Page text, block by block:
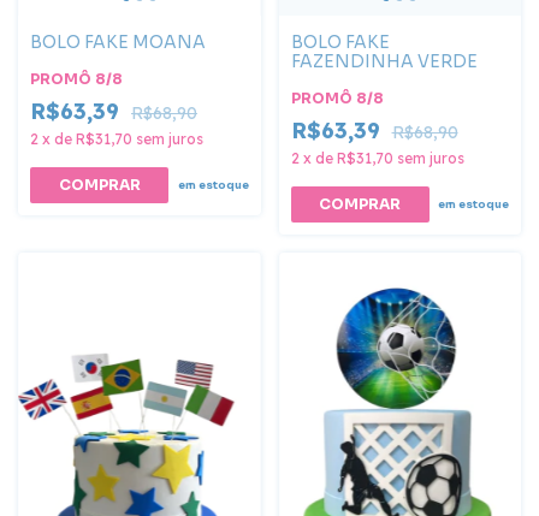
BOLO FAKE MOANA
PROMÔ 8/8
R$63,39 R$68,90
2 x de R$31,70 sem juros
COMPRAR em estoque
BOLO FAKE
FAZENDINHA VERDE
PROMÔ 8/8
R$63,39 R$68,90
2 x de R$31,70 sem juros
em estoque